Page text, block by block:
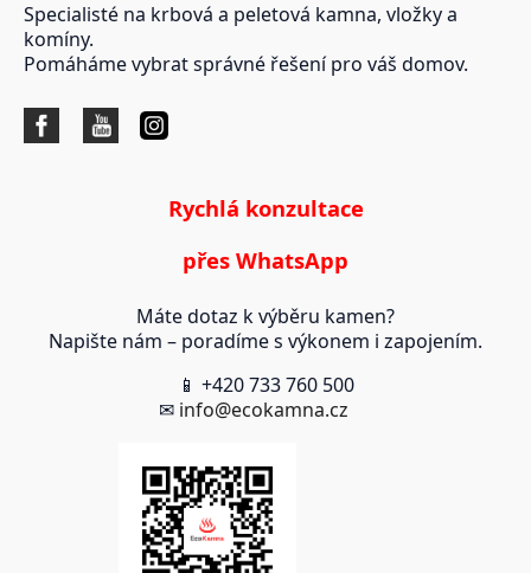
Specialisté na krbová a peletová kamna, vložky a
komíny.
Pomáháme vybrat správné řešení pro váš domov.
Rychlá konzultace
přes WhatsApp
Máte dotaz k výběru kamen?
Napište nám – poradíme s výkonem i zapojením.
📱 +420 733 760 500
✉ info@ecokamna.cz